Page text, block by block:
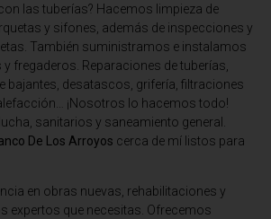
las tuberías? Hacemos limpieza de
y sifones, además de inspecciones y
También suministramos e instalamos
fregaderos. Reparaciones de tuberías,
bajantes, desatascos, grifería, filtraciones
¡Nosotros lo hacemos todo!
sanitarios y saneamiento general.
De Los Arroyos cerca de mí listos para
en obras nuevas, rehabilitaciones y
expertos que necesitas. Ofrecemos